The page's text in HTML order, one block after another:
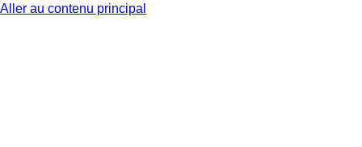
Aller au contenu principal